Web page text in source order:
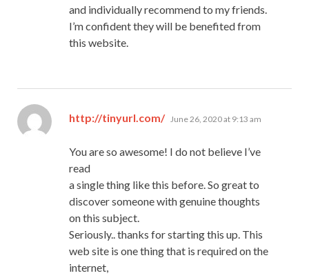
and individually recommend to my friends.
I’m confident they will be benefited from
this website.
http://tinyurl.com/ says:
June 26, 2020 at 9:13 am
You are so awesome! I do not believe I’ve
read
a single thing like this before. So great to
discover someone with genuine thoughts
on this subject.
Seriously.. thanks for starting this up. This
web site is one thing that is required on the
internet,